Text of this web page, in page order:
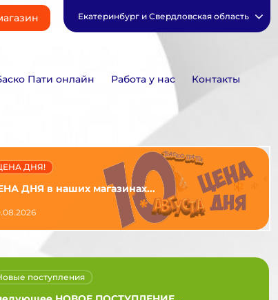
Екатеринбург и Свердловская область
Пати онлайн Работа у нас Контакты
ДНЯ в наших магазинах...
ДНЯ!
поступления